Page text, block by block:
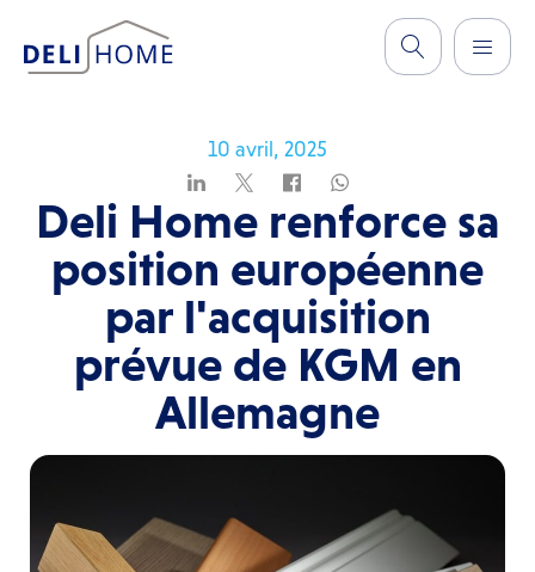
10 avril, 2025
Deli Home renforce sa
position européenne
par l'acquisition
prévue de KGM en
Allemagne